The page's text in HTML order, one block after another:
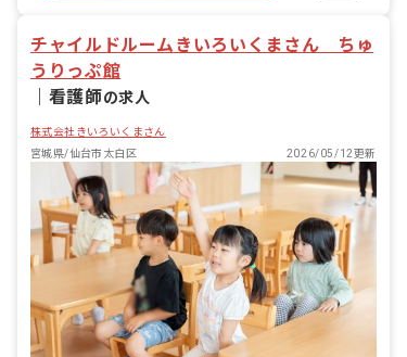
チャイルドルームきいろいくまさん ちゅ
うりっぷ館
看護師の求人
株式会社きいろいくまさん
宮城県/仙台市太白区
2026/05/12更新